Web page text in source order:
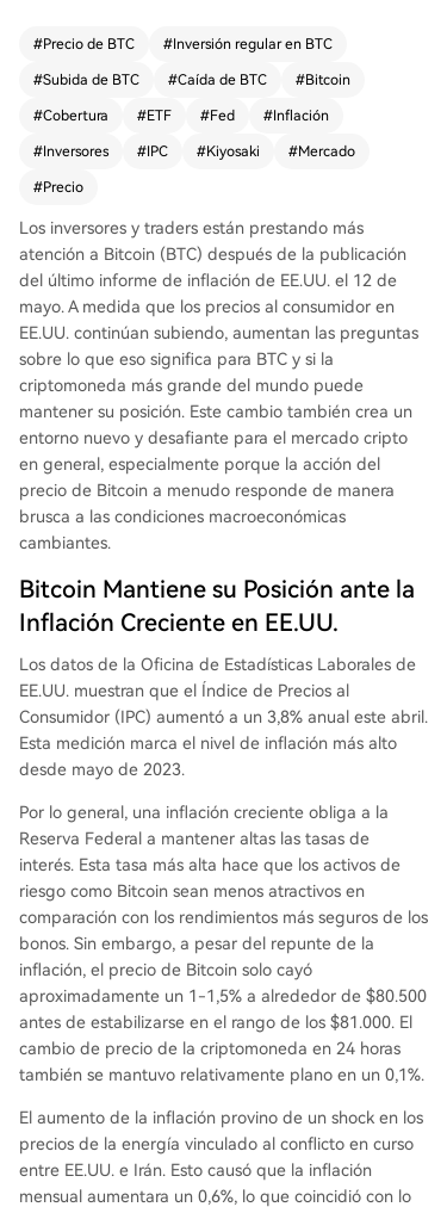
r del 1-1,5% antes de estabilizarse cerca de los
que los rendimientos de los bonos del Tesoro su
bieron y los ETFs de Bitcoin registraron salidas n
atribuye principalmente al shock en los precios
de la energía vinculado al conflicto entre EE.UU.
e Irán. Aunque el entorno de altas tasas de inter
és suele perjudicar a los activos de riesgo, la rela
tiva estabilidad de Bitcoin sugiere que algunos i
nversores aún lo consideran una posible cobertu
ra contra la inflación. El experto financiero Robe
rt Kiyosaki ha instado públicamente a los inverso
res a protegerse de la inflación y la deuda estad
ounidense comprando activos como Bitcoin, oro
#Precio de BTC #Inversión regular en BTC
#Subida de BTC #Caída de BTC #Bitcoin
#Cobertura #ETF #Fed #Inflación
#Inversores #IPC #Kiyosaki #Mercado
#Precio
Los inversores y traders están prestando más
atención a Bitcoin (BTC) después de la publicación
del último informe de inflación de EE.UU. el 12 de
mayo. A medida que los precios al consumidor en
EE.UU. continúan subiendo, aumentan las preguntas
sobre lo que eso significa para BTC y si la
criptomoneda más grande del mundo puede
mantener su posición. Este cambio también crea un
entorno nuevo y desafiante para el mercado cripto
en general, especialmente porque la acción del
precio de Bitcoin a menudo responde de manera
brusca a las condiciones macroeconómicas
cambiantes.
Bitcoin Mantiene su Posición ante la
Inflación Creciente en EE.UU.
Los datos de la Oficina de Estadísticas Laborales de
EE.UU. muestran que el Índice de Precios al
Consumidor (IPC) aumentó a un 3,8% anual este abril.
Esta medición marca el nivel de inflación más alto
desde mayo de 2023.
Por lo general, una inflación creciente obliga a la
Reserva Federal a mantener altas las tasas de
interés. Esta tasa más alta hace que los activos de
riesgo como Bitcoin sean menos atractivos en
comparación con los rendimientos más seguros de los
bonos. Sin embargo, a pesar del repunte de la
inflación, el precio de Bitcoin solo cayó
aproximadamente un 1-1,5% a alrededor de $80.500
antes de estabilizarse en el rango de los $81.000. El
cambio de precio de la criptomoneda en 24 horas
también se mantuvo relativamente plano en un 0,1%.
El aumento de la inflación provino de un shock en los
precios de la energía vinculado al conflicto en curso
entre EE.UU. e Irán. Esto causó que la inflación
mensual aumentara un 0,6%, lo que coincidió con lo